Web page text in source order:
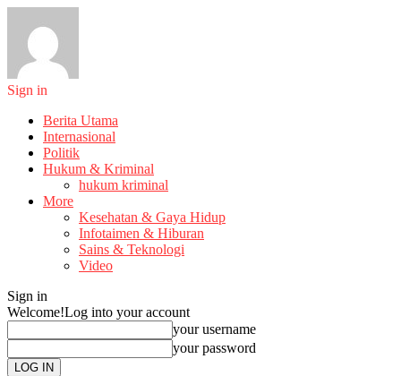
Sign in
Berita Utama
Internasional
Politik
Hukum & Kriminal
hukum kriminal
More
Kesehatan & Gaya Hidup
Infotaimen & Hiburan
Sains & Teknologi
Video
Sign in
Welcome!Log into your account
your username
your password